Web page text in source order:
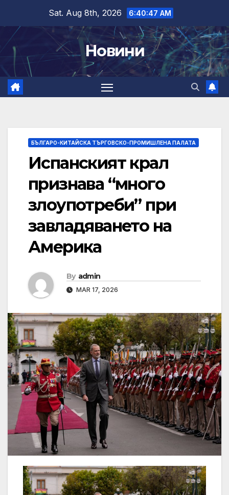
content
Sat. Aug 8th, 2026 6:40:48 AM
Новини
БЪЛГАРО-КИТАЙСКА ТЪРГОВСКО-ПРОМИШЛЕНА ПАЛАТА
Испанският крал
признава “много
злоупотреби” при
завладяването на
Америка
By admin
MAR 17, 2026